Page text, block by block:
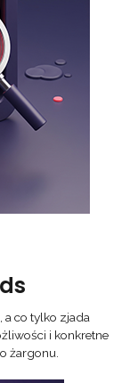
a co tylko zjada
i konkretne
żargonu.